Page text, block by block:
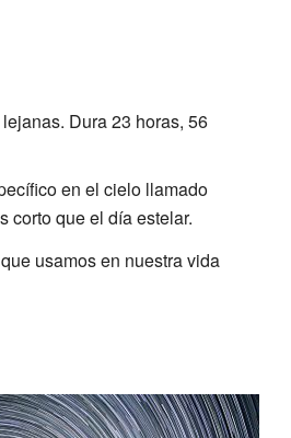
Dura 23 horas, 56
en el cielo llamado
corto que el día estelar.
usamos en nuestra vida